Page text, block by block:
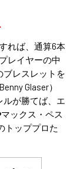
れば、通算6本
レイヤーの中
ブレスレットを
Glaser）
ルが勝てば、エ
マックス・ペス
トッププロた